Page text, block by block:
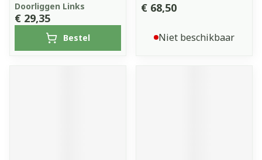
Doorliggen Links
€ 29,35
Bestel
€ 68,50
Niet beschikbaar